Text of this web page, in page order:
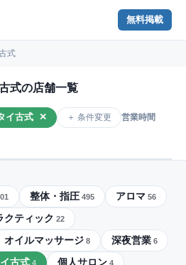
無料掲載
式
式の店舗一覧
イ古式 ✕ ＋ 条件変更 営業時間
整体・指圧 495 アロマ 56
クティック 22
オイルマッサージ 8 深夜営業 6
古式 4 個人サロン 4